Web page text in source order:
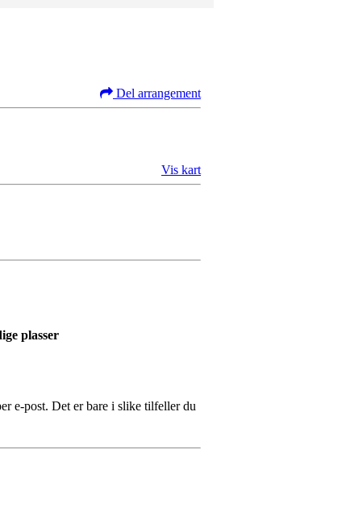
Del arrangement
Vis kart
plasser
e-post. Det er bare i slike tilfeller du